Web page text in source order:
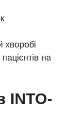
неврології
хворобі
на
INTO-